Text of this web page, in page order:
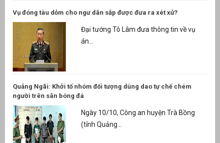
Vụ đóng tàu dỏm cho ngư dân sắp được đưa ra xét xử?
Đại tướng Tô Lâm đưa thông tin về vụ
án...
Quảng Ngãi: Khởi tố nhóm đối tượng dùng dao tự chế chém
người trên sân bóng đá
Ngày 10/10, Công an huyện Trà Bồng
(tỉnh Quảng...